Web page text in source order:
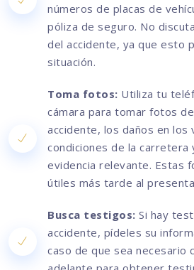
números de placas de
póliza de seguro. No
del accidente, ya que esto
situación.
Toma fotos: Utiliza tu
cámara para tomar fotos
accidente, los daños en los
condiciones de la carretera
evidencia relevante. Estas
útiles más tarde al
Busca testigos: Si hay
accidente, pídeles su
caso de que sea necesario